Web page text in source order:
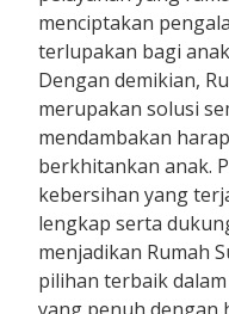
menciptakan
terlupakan bagi
Dengan demikian,
merupakan solusi
mendambakan
berkhitankan anak.
kebersihan yang
lengkap serta
menjadikan Rumah
pilihan terbaik